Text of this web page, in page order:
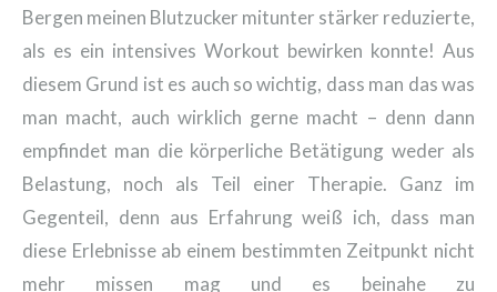
Bergen meinen Blutzucker mitunter stärker reduzierte,
als es ein intensives Workout bewirken konnte! Aus
diesem Grund ist es auch so wichtig, dass man das was
man macht, auch wirklich gerne macht – denn dann
empfindet man die körperliche Betätigung weder als
Belastung, noch als Teil einer Therapie. Ganz im
Gegenteil, denn aus Erfahrung weiß ich, dass man
diese Erlebnisse ab einem bestimmten Zeitpunkt nicht
mehr missen mag und es beinahe zu